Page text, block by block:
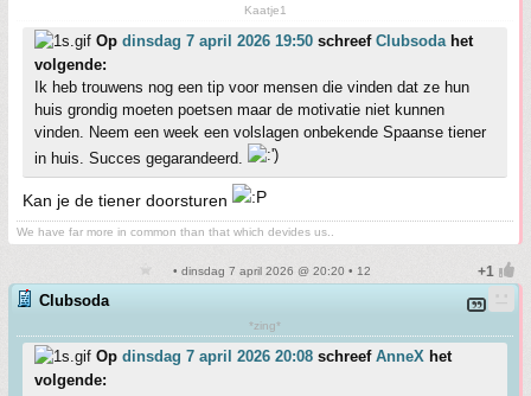
Kaatje1
Op dinsdag 7 april 2026 19:50 schreef Clubsodahet
volgende:
Ik heb trouwens nog een tip voor mensen die vinden dat ze hun
huis grondig moeten poetsen maar de motivatie niet kunnen
vinden. Neem een week een volslagen onbekende Spaanse tiener
in huis. Succes gegarandeerd.
Kan je de tiener doorsturen
We have far more in common than that which devides us..
• dinsdag 7 april 2026 @ 20:20 • 12
Clubsoda
*zing*
Op dinsdag 7 april 2026 20:08 schreef AnneX het
volgende: